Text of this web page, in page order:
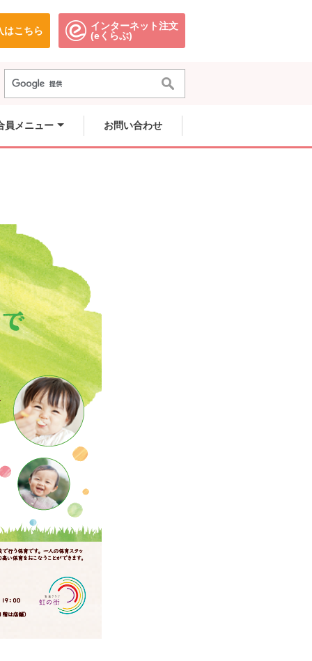
はこちら
のウィンドウで開きます。
インターネット注文
(eくらぶ)別のウィンドウで開きます。
員メニュー お問い合わせ